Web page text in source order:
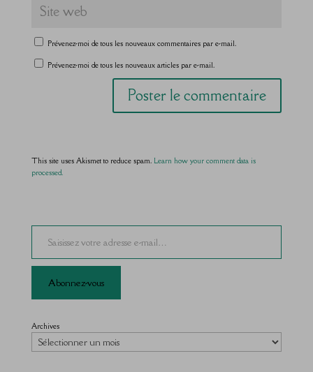
Prévenez-moi de tous les nouveaux commentaires par e-mail.
Prévenez-moi de tous les nouveaux articles par e-mail.
This site uses Akismet to reduce spam. Learn how your comment data is
processed.
Saisissez votre adresse e-mail…
Abonnez-vous
Archives